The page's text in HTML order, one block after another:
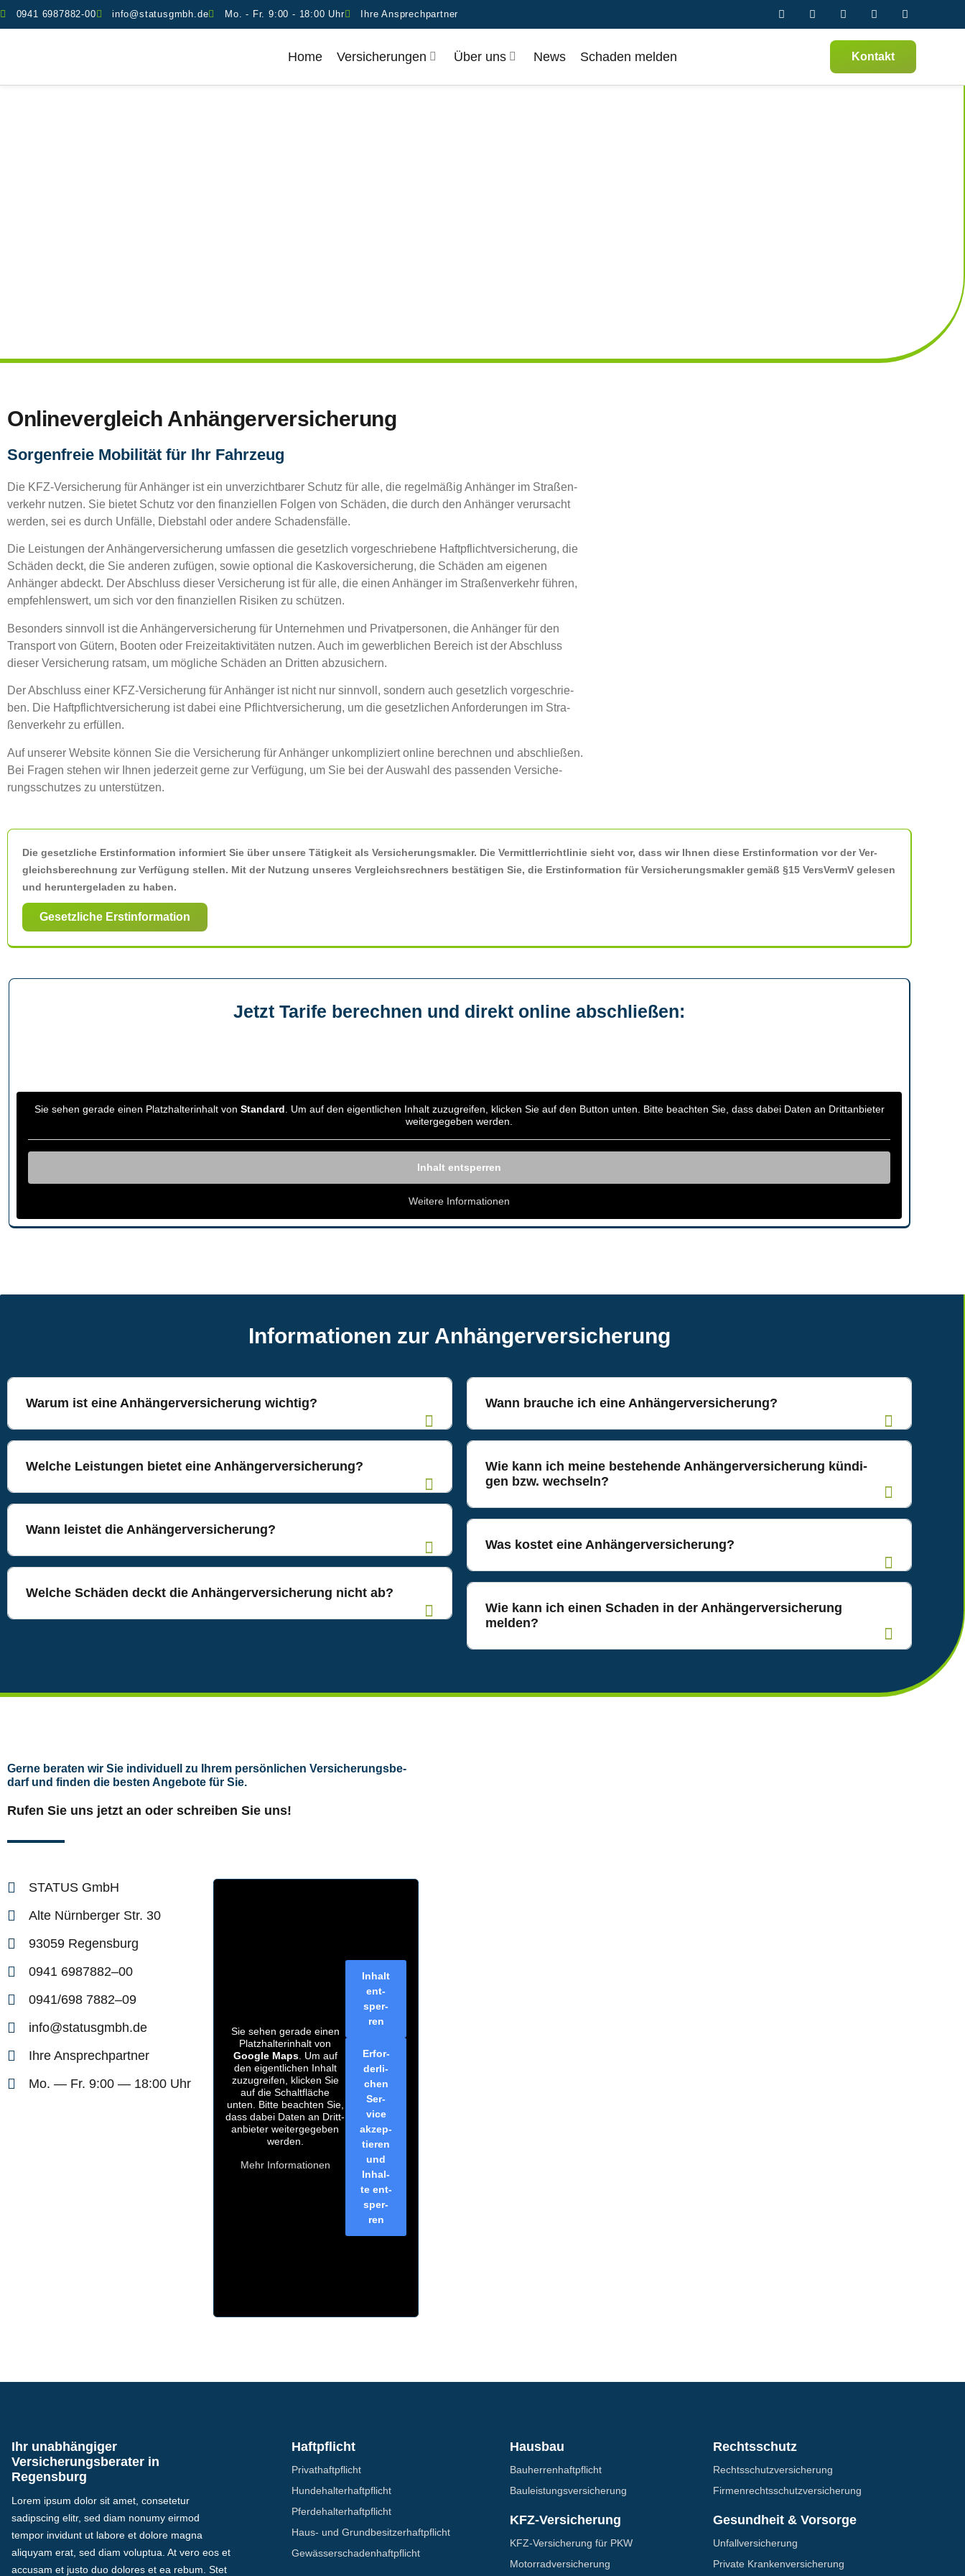
0941 6987882-00 info@statusgmbh.de Mo. - Fr. 9:00 - 18:00 Uhr Ihre Ansprechpartner
Home Ver­si­che­run­gen Über uns News Scha­den melden Kontakt
Onlin­ever­gleich Anhängerversicherung
Sor­gen­freie Mobi­li­tät für Ihr Fahrzeug
Die KFZ-Ver­si­che­rung für Anhän­ger ist ein unver­zicht­ba­rer Schutz für alle, die regel­mä­ßig Anhän­ger im Stra­ßen­
ver­kehr nut­zen. Sie bie­tet Schutz vor den finan­zi­el­len Fol­gen von Schä­den, die durch den Anhän­ger ver­ur­sacht
wer­den, sei es durch Unfäl­le, Dieb­stahl oder ande­re Schadensfälle.
Die Leis­tun­gen der Anhän­ger­ver­si­che­rung umfas­sen die gesetz­lich vor­ge­schrie­be­ne Haft­pflicht­ver­si­che­rung, die
Schä­den deckt, die Sie ande­ren zufü­gen, sowie optio­nal die Kas­ko­ver­si­che­rung, die Schä­den am eige­nen
Anhän­ger abdeckt. Der Abschluss die­ser Ver­si­che­rung ist für alle, die einen Anhän­ger im Stra­ßen­ver­kehr füh­ren,
emp­feh­lens­wert, um sich vor den finan­zi­el­len Risi­ken zu schützen.
Beson­ders sinn­voll ist die Anhän­ger­ver­si­che­rung für Unter­neh­men und Pri­vat­per­so­nen, die Anhän­ger für den
Trans­port von Gütern, Boo­ten oder Frei­zeit­ak­ti­vi­tä­ten nut­zen. Auch im gewerb­li­chen Bereich ist der Abschluss
die­ser Ver­si­che­rung rat­sam, um mög­li­che Schä­den an Drit­ten abzusichern.
Der Abschluss einer KFZ-Ver­si­che­rung für Anhän­ger ist nicht nur sinn­voll, son­dern auch gesetz­lich vor­ge­schrie­
ben. Die Haft­pflicht­ver­si­che­rung ist dabei eine Pflicht­ver­si­che­rung, um die gesetz­li­chen Anfor­de­run­gen im Stra­
ßen­ver­kehr zu erfüllen.
Auf unse­rer Web­site kön­nen Sie die Ver­si­che­rung für Anhän­ger unkom­pli­ziert online berech­nen und abschlie­ßen.
Bei Fra­gen ste­hen wir Ihnen jeder­zeit ger­ne zur Ver­fü­gung, um Sie bei der Aus­wahl des pas­sen­den Ver­si­che­
rungs­schut­zes zu unterstützen.
Die gesetz­li­che Erst­in­for­ma­ti­on infor­miert Sie über unse­re Tätig­keit als Ver­si­che­rungs­mak­ler. Die Ver­mittl­er­richt­li­nie sieht vor, dass wir Ihnen die­se Erst­in­for­ma­ti­on vor der Ver­
gleichs­be­rech­nung zur Ver­fü­gung stel­len. Mit der Nut­zung unse­res Ver­gleichs­rech­ners bestä­ti­gen Sie, die Erst­in­for­ma­ti­on für Ver­si­che­rungs­mak­ler gemäß §15 Vers­VermV gele­sen
und her­un­ter­ge­la­den zu haben.
Gesetz­li­che Erstinformation
Jetzt Tari­fe berech­nen und direkt online abschließen:
Sie sehen gera­de einen Platz­hal­ter­in­halt von Stan­dard . Um auf den eigent­li­chen Inhalt zuzu­grei­fen, kli­cken Sie auf den But­ton unten. Bit­te beach­ten Sie, dass dabei Daten an Dritt­an­bie­ter
wei­ter­ge­ge­ben werden.
Inhalt ent­sper­ren
Wei­te­re Infor­ma­tio­nen
Infor­ma­tio­nen zur Anhängerversicherung
War­um ist eine Anhän­ger­ver­si­che­rung wichtig?
Wel­che Leis­tun­gen bie­tet eine Anhängerversicherung?
Wann leis­tet die Anhängerversicherung?
Wel­che Schä­den deckt die Anhän­ger­ver­si­che­rung nicht ab?
Wann brau­che ich eine Anhängerversicherung?
Wie kann ich mei­ne bestehen­de Anhän­ger­ver­si­che­rung kün­di­
gen bzw. wechseln?
Was kos­tet eine Anhängerversicherung?
Wie kann ich einen Scha­den in der Anhän­ger­ver­si­che­rung
melden?
Ger­ne bera­ten wir Sie indi­vi­du­ell zu Ihrem per­sön­li­chen Ver­si­che­rungs­be­
darf und fin­den die bes­ten Ange­bo­te für Sie.
Rufen Sie uns jetzt an oder schrei­ben Sie uns!
STATUS GmbH
Alte Nürn­ber­ger Str. 30
93059 Regens­burg
0941 6987882–00
0941/698 7882–09
info@statusgmbh.de
Ihre Ansprech­part­ner
Mo. — Fr. 9:00 — 18:00 Uhr
Sie sehen gera­de einen
Platz­hal­ter­in­halt von
Goog­le Maps. Um auf
den eigent­li­chen Inhalt
zuzu­grei­fen, kli­cken Sie
auf die Schalt­flä­che
unten. Bit­te beach­ten Sie,
dass dabei Daten an Dritt­
an­bie­ter wei­ter­ge­ge­ben
werden.
Mehr Infor­ma­tio­nen
Inhalt
ent­
sper­
ren
Erfor­
der­li­
chen
Ser­
vice
akzep­
tie­ren
und
Inhal­
te ent­
sper­
ren
Ihr unabhängiger
Versicherungsberater in
Regensburg
Lorem ipsum dolor sit amet, consetetur
sadipscing elitr, sed diam nonumy eirmod
tempor invidunt ut labore et dolore magna
aliquyam erat, sed diam voluptua. At vero eos et
accusam et justo duo dolores et ea rebum. Stet
Haftpflicht
Privathaftpflicht
Hundehalter­haftpflicht
Pferdehalter­haftpflicht
Haus- und Grundbesitzer­haftpflicht
Gewässerschaden­­haftpflicht
Hausbau
Bauherrenhaftpflicht
Bauleistungs­­versicherung
KFZ-Versicherung
KFZ-Versicherung für PKW
Motorrad­versicherung
Rechtsschutz
Rechtsschutz­versicherung
Firmenrechtsschutz­versicherung
Gesundheit & Vorsorge
Unfallversicherung
Private Krankenversicherung